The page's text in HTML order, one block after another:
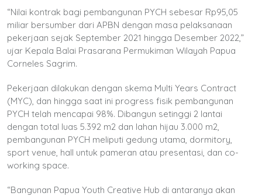
“Nilai kontrak bagi pembangunan PYCH sebesar Rp95,05
miliar bersumber dari APBN dengan masa pelaksanaan
pekerjaan sejak September 2021 hingga Desember 2022,”
ujar Kepala Balai Prasarana Permukiman Wilayah Papua
Corneles Sagrim.
Pekerjaan dilakukan dengan skema Multi Years Contract
(MYC), dan hingga saat ini progress fisik pembangunan
PYCH telah mencapai 98%. Dibangun setinggi 2 lantai
dengan total luas 5.392 m2 dan lahan hijau 3.000 m2,
pembangunan PYCH meliputi gedung utama, dormitory,
sport venue, hall untuk pameran atau presentasi, dan co-
working space.
“Bangunan Papua Youth Creative Hub di antaranya akan